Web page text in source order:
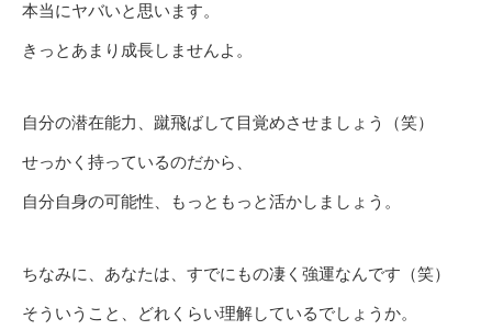
本当にヤバいと思います。
きっとあまり成長しませんよ。
自分の潜在能力、蹴飛ばして目覚めさせましょう（笑）
せっかく持っているのだから、
自分自身の可能性、もっともっと活かしましょう。
ちなみに、あなたは、すでにもの凄く強運なんです（笑）
そういうこと、どれくらい理解しているでしょうか。